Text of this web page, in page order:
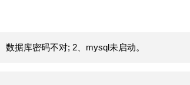
据库密码不对; 2、mysql未启动。